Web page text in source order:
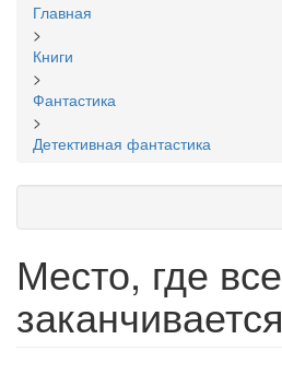
Главная
>
Книги
>
Фантастика
>
Детективная фантастика
Место, где все
заканчивается